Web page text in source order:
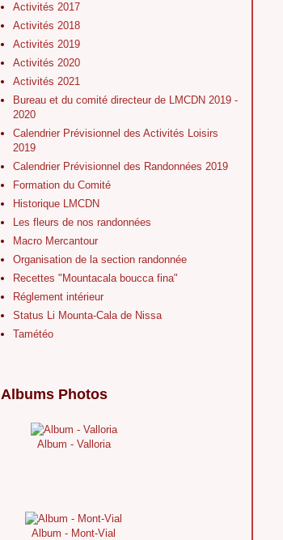
Activités 2017
Activités 2018
Activités 2019
Activités 2020
Activités 2021
Bureau et du comité directeur de LMCDN 2019 -
2020
Calendrier Prévisionnel des Activités Loisirs
2019
Calendrier Prévisionnel des Randonnées 2019
Formation du Comité
Historique LMCDN
Les fleurs de nos randonnées
Macro Mercantour
Organisation de la section randonnée
Recettes "Mountacala boucca fina"
Réglement intérieur
Status Li Mounta-Cala de Nissa
Tamétéo
Albums Photos
Album - Valloria
Album - Mont-Vial